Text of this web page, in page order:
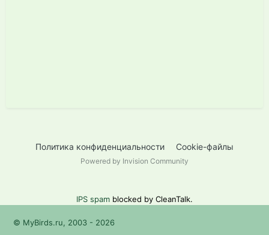
Политика конфиденциальности Cookie-файлы
Powered by Invision Community
IPS spam blocked by CleanTalk.
© MyBirds.ru, 2003 - 2026